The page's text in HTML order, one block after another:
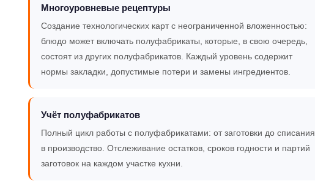
Многоуровневые рецептуры
Создание технологических карт с неограниченной вложенностью:
блюдо может включать полуфабрикаты, которые, в свою очередь,
состоят из других полуфабрикатов. Каждый уровень содержит
нормы закладки, допустимые потери и замены ингредиентов.
Учёт полуфабрикатов
Полный цикл работы с полуфабрикатами: от заготовки до списания
в производство. Отслеживание остатков, сроков годности и партий
заготовок на каждом участке кухни.